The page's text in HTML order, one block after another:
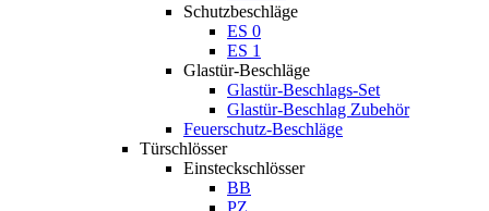
Schutzbeschläge
ES 0
ES 1
Glastür-Beschläge
Glastür-Beschlags-Set
Glastür-Beschlag Zubehör
Feuerschutz-Beschläge
Türschlösser
Einsteckschlösser
BB
PZ